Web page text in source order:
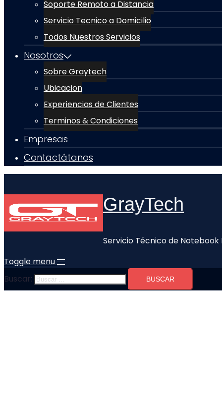
Soporte Remoto a Distancia
Servicio Tecnico a Domicilio
Todos Nuestros Servicios
Nosotros
Sobre Graytech
Ubicacion
Experiencias de Clientes
Terminos & Condiciones
Empresas
Contactátanos
GrayTech
Servicio Técnico de Notebook
Toggle menu
Buscar: